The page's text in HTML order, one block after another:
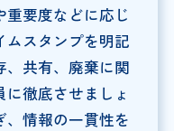
要度などに応じ
ムスタンプを明記
、共有、廃棄に関
徹底させましょ
、情報の一貫性を